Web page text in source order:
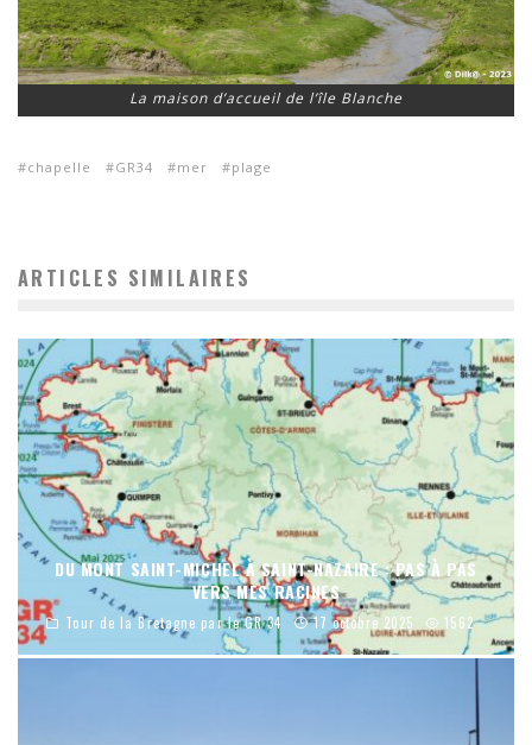
La maison d’accueil de l’île Blanche
chapelle GR34 mer plage
ARTICLES SIMILAIRES
DU MONT SAINT-MICHEL À SAINT-NAZAIRE : PAS À PAS
VERS MES RACINES
Tour de la Bretagne par le GR 34 17 octobre 2025 1562